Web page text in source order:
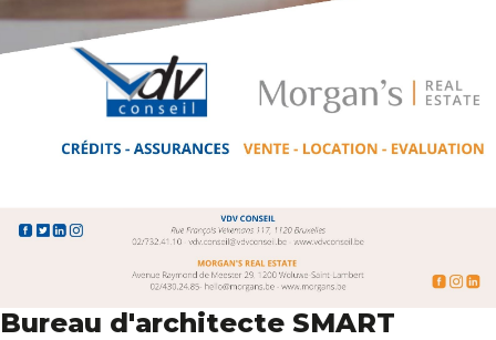
Témoignages
Bureau d'architecte SMART